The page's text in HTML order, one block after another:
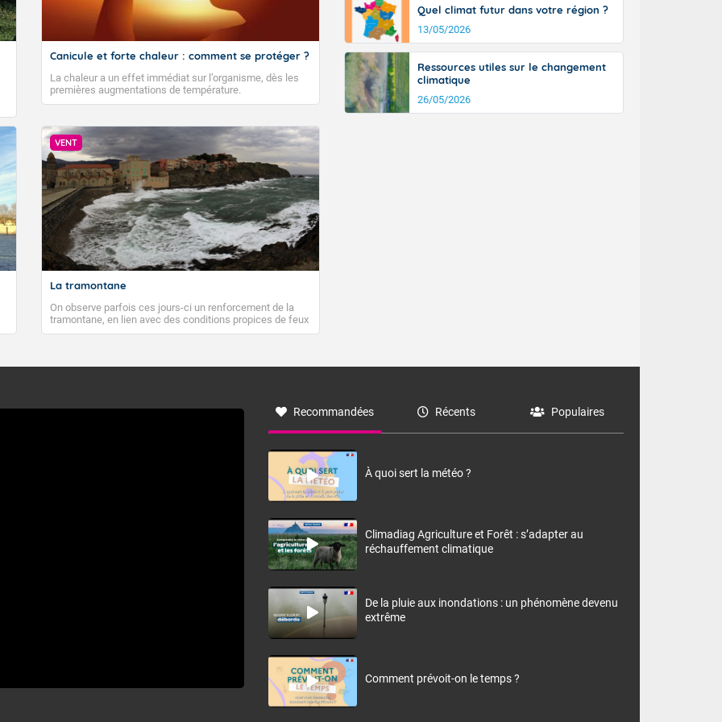
Canicule et forte chaleur : comment se protéger ?
La chaleur a un effet immédiat sur l’organisme, dès les
premières augmentations de température.
VENT
La tramontane
On observe parfois ces jours-ci un renforcement de la
tramontane, en lien avec des conditions propices de feux
de forêt. Mais qu'est-ce que la tramontane ? Quelles sont
à nord-ouest, dans un secteur qui part du Roussillon à la
monts, en allusion aux régions montagneuses d’où
Quel climat futur dans votre région ?
13/05/2026
Ressources utiles sur le changement
climatique
26/05/2026
Recommandées Récents Populaires
À quoi sert la météo ?
Climadiag Agriculture et Forêt : s’adapter au
réchauffement climatique
De la pluie aux inondations : un phénomène devenu
extrême
Comment prévoit-on le temps ?